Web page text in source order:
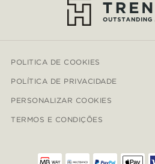
POLITICA DE COOKIES
POLÍTICA DE PRIVACIDADE
PERSONALIZAR COOKIES
TERMOS E CONDIÇÕES